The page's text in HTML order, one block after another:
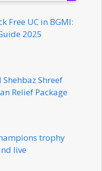
Free UC in BGMI:
2025
Shreef
Relief Package
trophy
live